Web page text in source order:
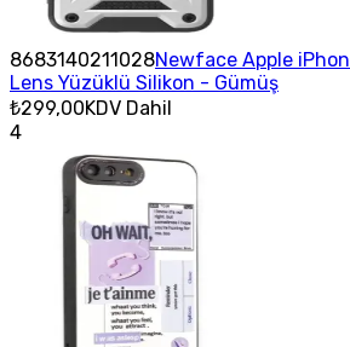
8683140211028Newface Apple
Lens Yüzüklü Silikon - Gümüş
₺299,00KDV Dahil
4